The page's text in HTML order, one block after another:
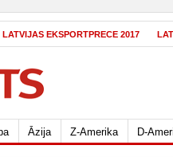
LATVIJAS EKSPORTPRECE 2017
Āzija Z-Amerika D-